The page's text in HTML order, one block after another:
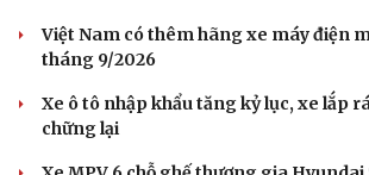
Săn Tour
check-in
Đọc
Kể
Hạt giống
Việt Nam có thêm hãng xe máy điện
tháng 9/2026
Xe ô tô nhập khẩu tăng kỷ lục, xe lắp
chững lại